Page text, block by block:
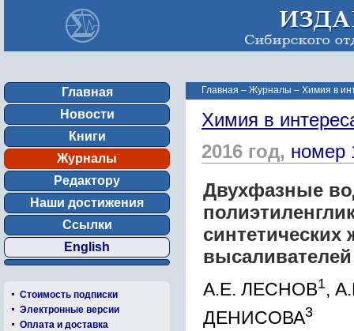
Главная
Новости
Книги
Журналы
Редактору
Наши достижения
Ссылки
English
Стоимость подписки
Электронные версии
Оплата и доставка
Главная – Журналы – Химия в
Химия в
2016 год, номер
Двухфазные
синтетических
высаливателей
А.Е. ЛЕСНОВ1,
ДЕНИСОВА3